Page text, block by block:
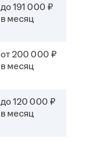
до 191 000 ₽
в месяц
от 200 000 ₽
в месяц
до 120 000 ₽
в месяц